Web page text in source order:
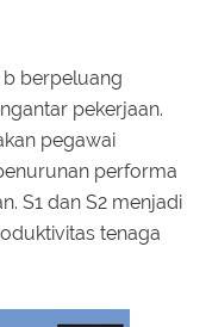
b berpeluang
pekerjaan.
pegawai
performa
S1 dan S2 menjadi
tenaga